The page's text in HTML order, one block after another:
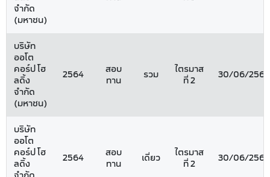
จำกัด
(มหาชน)
บริษัท
ออโต
คอร์ป โฮ
ลดิ้ง
จำกัด
(มหาชน)
2564
สอบ
ทาน
รวม
ไตรมาส
ที่ 2
30/06/2564
บริษัท
ออโต
คอร์ป โฮ
ลดิ้ง
2564
สอบ
ทาน
เดี่ยว
ไตรมาส
ที่ 2
30/06/2564